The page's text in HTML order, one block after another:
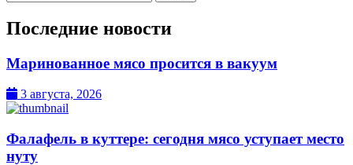
Последние новости
Маринованное мясо просится в вакуум
3 августа, 2026
Фалафель в куттере: сегодня мясо уступает место
нуту